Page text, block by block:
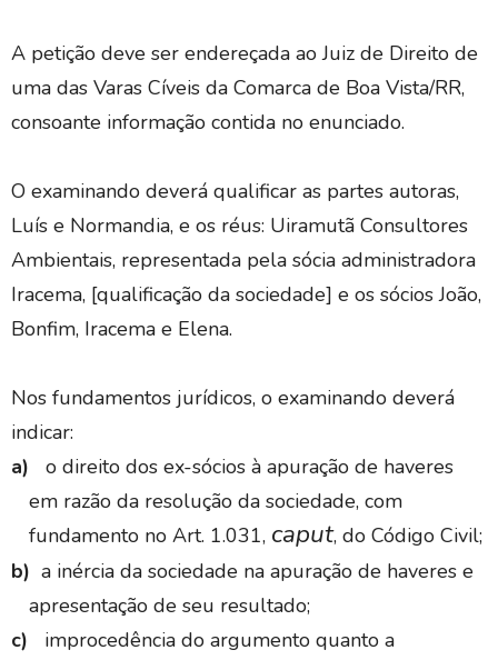
A petição deve ser endereçada ao Juiz de Direito de
uma das Varas Cíveis da Comarca de Boa Vista/RR,
consoante informação contida no enunciado.
O examinando deverá qualificar as partes autoras,
Luís e Normandia, e os réus: Uiramutã Consultores
Ambientais, representada pela sócia administradora
Iracema, [qualificação da sociedade] e os sócios João,
Bonfim, Iracema e Elena.
Nos fundamentos jurídicos, o examinando deverá
indicar:
a)
o direito dos ex-sócios à apuração de haveres
em razão da resolução da sociedade, com
fundamento no Art. 1.031, caput, do Código Civil;
b) a inércia da sociedade na apuração de haveres e
apresentação de seu resultado;
c)
improcedência do argumento quanto a